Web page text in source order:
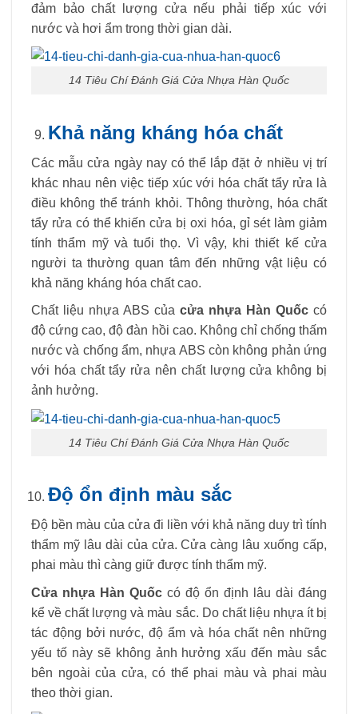
đảm bảo chất lượng cửa nếu phải tiếp xúc với
nước và hơi ẩm trong thời gian dài.
14 Tiêu Chí Đánh Giá Cửa Nhựa Hàn Quốc
Khả năng kháng hóa chất
Các mẫu cửa ngày nay có thể lắp đặt ở nhiều vị trí
khác nhau nên việc tiếp xúc với hóa chất tẩy rửa là
điều không thể tránh khỏi. Thông thường, hóa chất
tẩy rửa có thể khiến cửa bị oxi hóa, gỉ sét làm giảm
tính thẩm mỹ và tuổi thọ. Vì vậy, khi thiết kế cửa
người ta thường quan tâm đến những vật liệu có
khả năng kháng hóa chất cao.
Chất liệu nhựa ABS của cửa nhựa Hàn Quốc có
độ cứng cao, độ đàn hồi cao. Không chỉ chống thấm
nước và chống ẩm, nhựa ABS còn không phản ứng
với hóa chất tẩy rửa nên chất lượng cửa không bị
ảnh hưởng.
14 Tiêu Chí Đánh Giá Cửa Nhựa Hàn Quốc
Độ ổn định màu sắc
Độ bền màu của cửa đi liền với khả năng duy trì tính
thẩm mỹ lâu dài của cửa. Cửa càng lâu xuống cấp,
phai màu thì càng giữ được tính thẩm mỹ.
Cửa nhựa Hàn Quốc có độ ổn định lâu dài đáng
kể về chất lượng và màu sắc. Do chất liệu nhựa ít bị
tác động bởi nước, độ ẩm và hóa chất nên những
yếu tố này sẽ không ảnh hưởng xấu đến màu sắc
bên ngoài của cửa, có thể phai màu và phai màu
theo thời gian.